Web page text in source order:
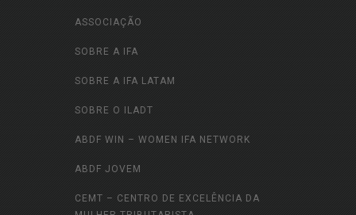
ASSOCIAÇÃO
SOBRE A IFA
SOBRE A IFA LATAM
SOBRE O ILADT
ABDF WIN – WOMEN IFA NETWORK
ABDF JOVEM
CEMT – CENTRO DE EXCELÊNCIA DA